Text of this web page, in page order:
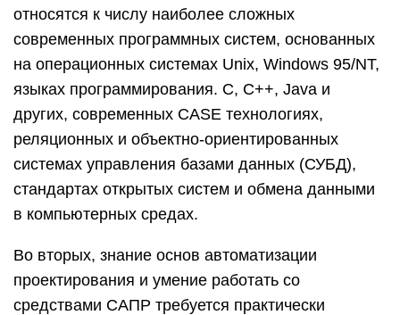
относятся к числу наиболее сложных
современных программных систем, основанных
на операционных системах Unix, Windows 95/NT,
языках программирования. С, С++, Java и
других, современных CASE технологиях,
реляционных и объектно-ориентированных
системах управления базами данных (СУБД),
стандартах открытых систем и обмена данными
в компьютерных средах.
Во вторых, знание основ автоматизации
проектирования и умение работать со
средствами САПР требуется практически